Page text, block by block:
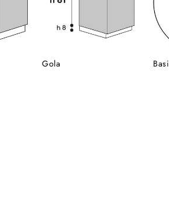
Gola Basi